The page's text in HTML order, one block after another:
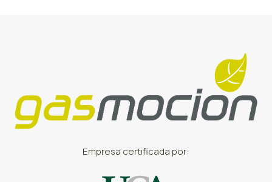
Empresa certificada por: